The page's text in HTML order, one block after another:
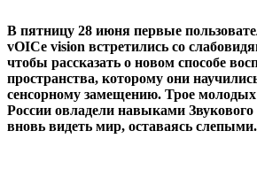
В пятницу 28 июня первые
vOICe vision встретились со
чтобы рассказать о новом способе
пространства, которому они
сенсорному замещению. Трое
России овладели навыками
вновь видеть мир, оставаясь слепыми.